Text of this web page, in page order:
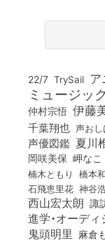
22/7 TrySail ア
ミュージック
仲村宗悟 伊藤
千葉翔也 声お
声優図鑑 夏川
岡咲美保 岬なこ
楠木ともり 橋本和
石飛恵里花 神谷
西山宏太朗 諏
進学・オーデ
鬼頭明里 麻倉